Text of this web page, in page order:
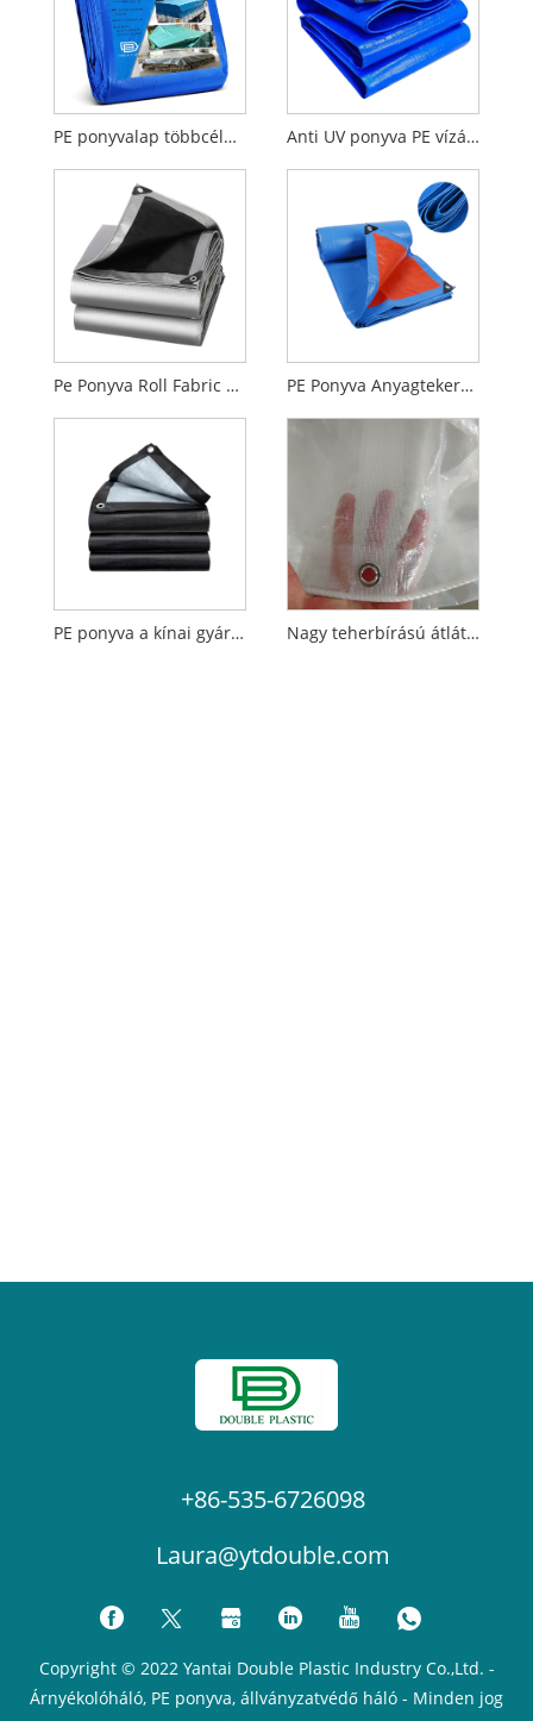
PE ponyvalap többcélú közepes súlyú vízálló nagy teherbírású szélálló PE ponyva Anti UV ponyva PE vízálló teherautó rakományburkolat pe ponyva
Pe Ponyva Roll Fabric Poly Finished Sheets HDPE Ponyva PE Ponyva Anyagtekercsek
PE ponyva a kínai gyártóktól Nagy teherbírású átlátszó PE ponyva
+86-535-6726098
Laura@ytdouble.com
Copyright © 2022 Yantai Double Plastic Industry Co.,Ltd. -
Árnyékolóháló, PE ponyva, állványzatvédő háló - Minden jog